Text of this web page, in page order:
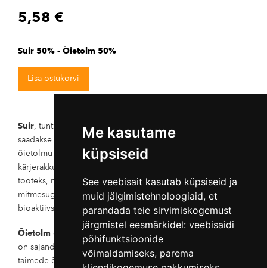
Me kasutame
küpsiseid
See veebisait kasutab küpsiseid ja
muid jälgimistehnoloogiaid, et
parandada teie sirvimiskogemust
järgmistel eesmärkidel: veebisaidi
põhifunktsioonide
võimaldamiseks, parema
5,58 €
Suir 50% - Õietolm 50%
Lisa ostukorvi
Suir, tuntud ka kui mesilasleib, on looduslik toode, mis
saadakse mesilase sülje ja õienektariga segatud mesilaste
õietolmu fermenteerimisel piimhappebakteritega tarus
kärjerakkude sees. Mesilasleiba peetakse funktsionaalseks
tooteks, millel on kõrge toiteväärtus ja see sisaldab
mitmesuguseid tervendava või haigusi ennetava toimega
bioaktiivsed molekule.
Õietolm on looduslik ja väärtuslik toitaine, mida inimesed
on sajandeid kasutanud tervislikuks eluviisiks. See koosneb
taimede õite tolmust ja on rikas oluliste vitamiinide ja